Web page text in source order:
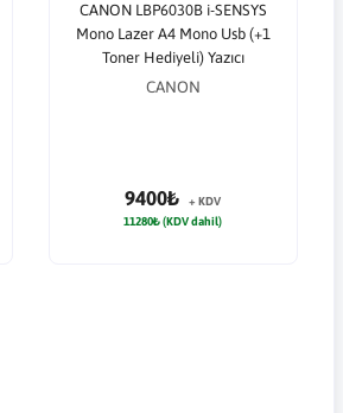
CANON LBP6030B i-SENSYS
Mono Lazer A4 Mono Usb (+1
Toner Hediyeli) Yazıcı
CANON
9400₺
+ KDV
11280₺ (KDV dahil)